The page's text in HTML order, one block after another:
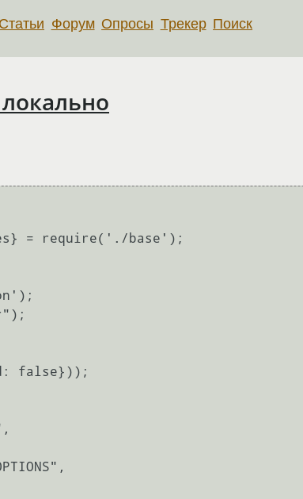
Статьи Форум Опросы Трекер Поиск
= require('./base');
false}));